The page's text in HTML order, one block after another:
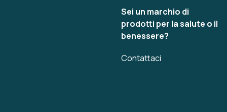
Sei un marchio di
prodotti per la salute o il
benessere?
Contattaci